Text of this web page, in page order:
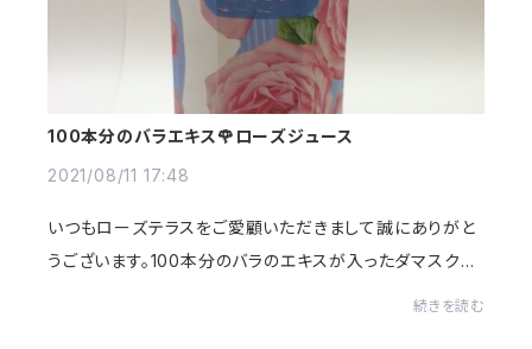
100本分のバラエキス🌹ローズジュース
2021/08/11 17:48
いつもローズテラスをご愛顧いただきまして誠にありがと
うございます。100本分のバラのエキスが入ったダマスクロ
ーズジュース🌹華やかで優雅な気持ちにさせてくれる、ダ
続きを読む